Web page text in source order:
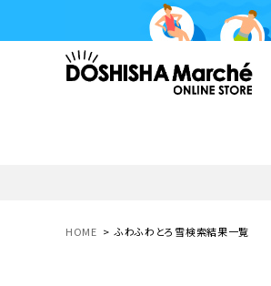
オンドゾーン
領収書について
HOME ふわふわとろ雪検索結果一覧